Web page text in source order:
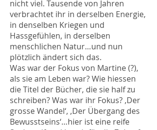
nicht viel. Tausende von Jahren
verbrachtet ihr in derselben Energie,
in denselben Kriegen und
Hassgefühlen, in derselben
menschlichen Natur…und nun
plötzlich ändert sich das.
Was war der Fokus von Martine (?),
als sie am Leben war? Wie hiessen
die Titel der Bücher, die sie half zu
schreiben? Was war ihr Fokus? ‚Der
grosse Wandel‘, ‚Der Übergang des
Bewusstseins‘…hier ist eine reife